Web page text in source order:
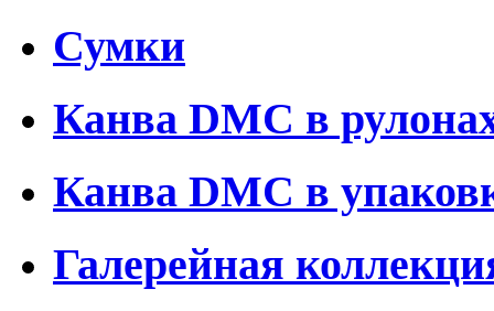
Сумки
Канва DMC в
Канва DMC в
Галерейная